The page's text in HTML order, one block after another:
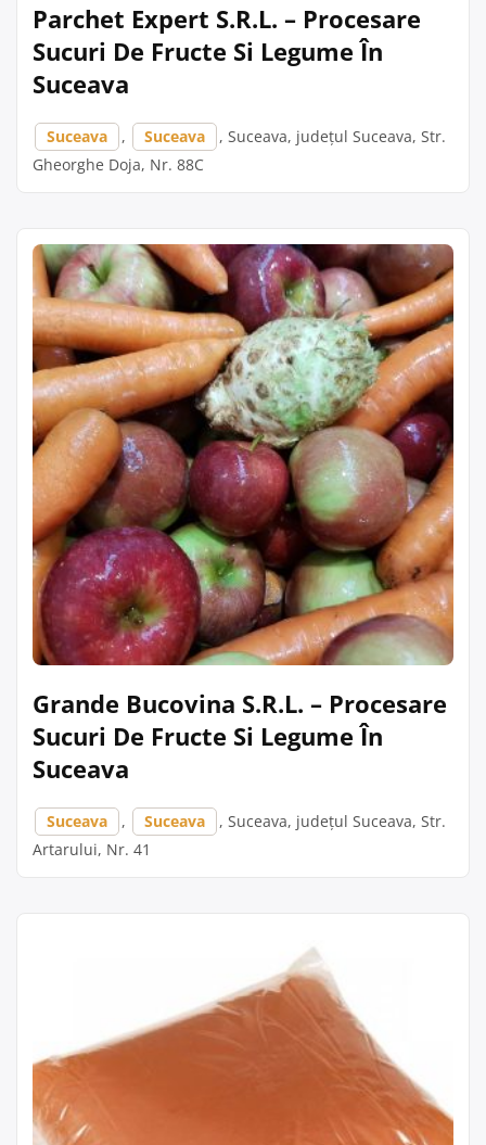
Parchet Expert S.R.L. – Procesare
Sucuri De Fructe Si Legume În
Suceava
Suceava , Suceava
, Suceava, județul Suceava, Str.
Gheorghe Doja, Nr. 88C
Grande Bucovina S.R.L. – Procesare
Sucuri De Fructe Si Legume În
Suceava
Suceava , Suceava
, Suceava, județul Suceava, Str.
Artarului, Nr. 41